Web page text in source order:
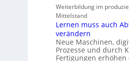
e
e
r
m
ö
g
l
i
a
n
o
m
w
a
r
r
t
o
r
t
e
n
e
h
r
l
i
c
h
Weiterbildung im
Mittelstand
Lernen muss auch
verändern
Neue Maschinen,
Prozesse und durch
Fertigungen erhöhen